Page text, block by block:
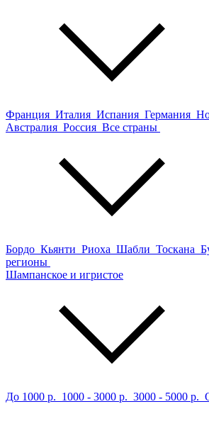
Франция Италия Испания Германия
Австралия Россия Все страны
Бордо Кьянти Риоха Шабли Тоскана
регионы
Шампанское и игристое
До 1000 р. 1000 - 3000 р. 3000 - 5000 р.